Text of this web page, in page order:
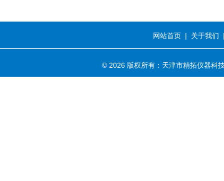
网站首页 | 关于我们
© 2026 版权所有：天津市精拓仪器科